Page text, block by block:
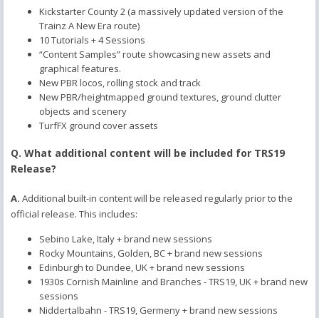
Kickstarter County 2 (a massively updated version of the
Trainz A New Era route)
10 Tutorials + 4 Sessions
“Content Samples” route showcasing new assets and
graphical features.
New PBR locos, rolling stock and track
New PBR/heightmapped ground textures, ground clutter
objects and scenery
TurfFX ground cover assets
Q. What additional content will be included for TRS19
Release?
A. Additional built-in content will be released regularly prior to the
official release. This includes:
Sebino Lake, Italy + brand new sessions
Rocky Mountains, Golden, BC + brand new sessions
Edinburgh to Dundee, UK + brand new sessions
1930s Cornish Mainline and Branches - TRS19, UK + brand new
sessions
Niddertalbahn - TRS19, Germeny + brand new sessions